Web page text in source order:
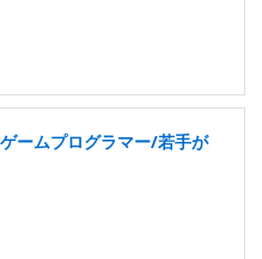
ームプログラマー/若手が